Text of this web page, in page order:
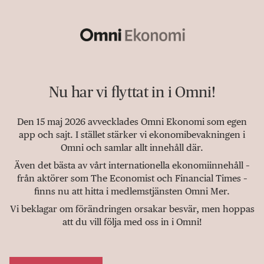
Nu har vi flyttat in i Omni!
Den 15 maj 2026 avvecklades Omni Ekonomi som egen
app och sajt. I stället stärker vi ekonomibevakningen i
Omni och samlar allt innehåll där.
Även det bästa av vårt internationella ekonomiinnehåll –
från aktörer som The Economist och Financial Times –
finns nu att hitta i medlemstjänsten Omni Mer.
Vi beklagar om förändringen orsakar besvär, men hoppas
att du vill följa med oss in i Omni!